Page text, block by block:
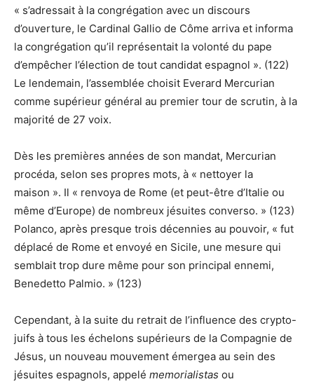
« s’adressait à la congrégation avec un discours
d’ouverture, le Cardinal Gallio de Côme arriva et informa
la congrégation qu’il représentait la volonté du pape
d’empêcher l’élection de tout candidat espagnol ». (122)
Le lendemain, l’assemblée choisit Everard Mercurian
comme supérieur général au premier tour de scrutin, à la
majorité de 27 voix.
Dès les premières années de son mandat, Mercurian
procéda, selon ses propres mots, à « nettoyer la
maison ». Il « renvoya de Rome (et peut-être d’Italie ou
même d’Europe) de nombreux jésuites converso. » (123)
Polanco, après presque trois décennies au pouvoir, « fut
déplacé de Rome et envoyé en Sicile, une mesure qui
semblait trop dure même pour son principal ennemi,
Benedetto Palmio. » (123)
Cependant, à la suite du retrait de l’influence des crypto-
juifs à tous les échelons supérieurs de la Compagnie de
Jésus, un nouveau mouvement émergea au sein des
jésuites espagnols, appelé memorialistas ou